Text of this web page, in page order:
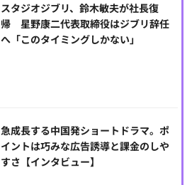
スタジオジブリ、鈴木敏夫が社長復
帰 星野康二代表取締役はジブリ辞任
へ「このタイミングしかない」
急成長する中国発ショートドラマ。ポ
イントは巧みな広告誘導と課金のしや
すさ【インタビュー】